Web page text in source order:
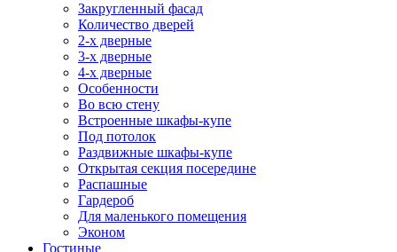
Закругленный фасад
Количество дверей
2-х дверные
3-х дверные
4-х дверные
Особенности
Во всю стену
Встроенные шкафы-купе
Под потолок
Раздвижные шкафы-купе
Открытая секция посередине
Распашные
Гардероб
Для маленького помещения
Эконом
Гостиные